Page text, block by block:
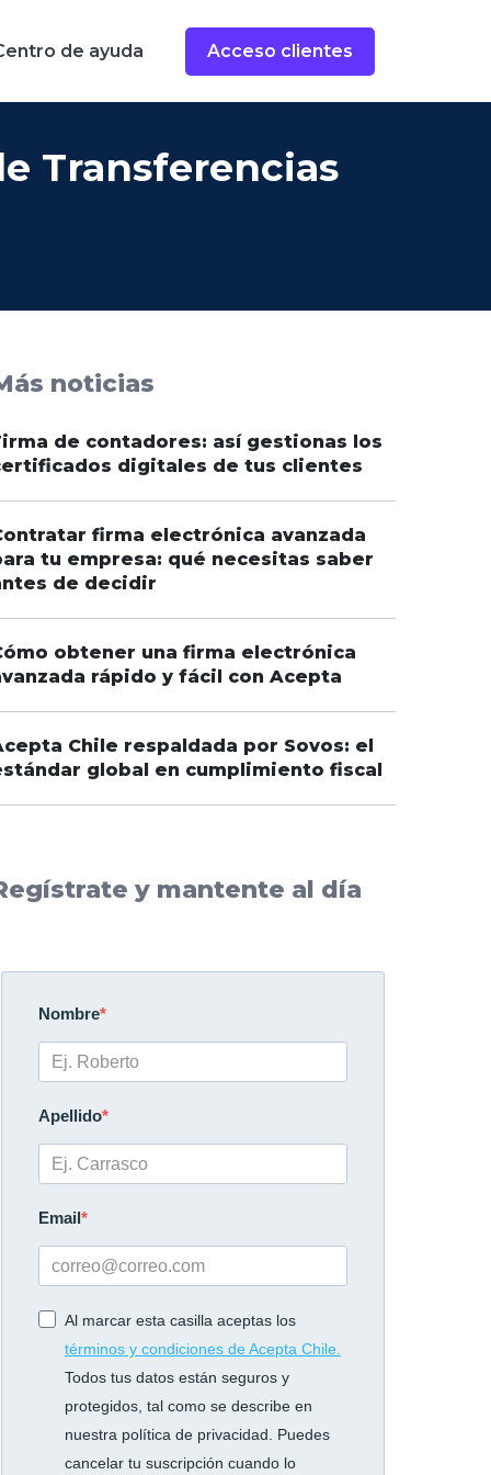
de ayuda Acceso clientes
Transferencias
noticias
de contadores: así gestionas los
digitales de tus clientes
firma electrónica avanzada
tu empresa: qué necesitas saber
de decidir
obtener una firma electrónica
rápido y fácil con Acepta
Chile respaldada por Sovos: el
global en cumplimiento fiscal
y mantente al día
Nombre
Apellido
Email
Al marcar esta casilla aceptas los
términos y condiciones de Acepta Chile.
Todos tus datos están seguros y
protegidos, tal como se describe en
nuestra política de privacidad. Puedes
cancelar tu suscripción cuando lo